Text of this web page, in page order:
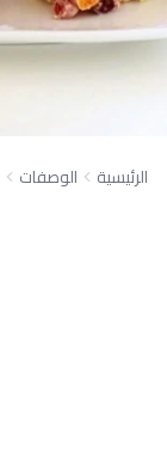
الرئيسية الوصفات